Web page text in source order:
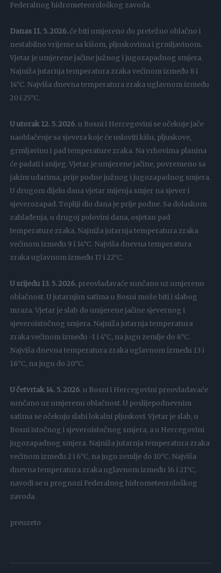
Federalnog hidrometeorološkog zavoda.
Danas 11. 5. 2026.će biti umjereno do pretežno oblačno i
nestabilno vrijeme sa kišom, pljuskovima i grmljavinom.
Vjetar je umjerene jačine južnog i jugozapadnog smjera.
Najniža jutarnja temperatura zraka većinom između 8 i
14°C. Najviša dnevna temperatura zraka uglavnom između
20 i 25°C.
U utorak 12. 5. 2026. u Bosni i Hercegovini se očekuje jače
naoblačenje sa sjevera koje će usloviti kišu, pljuskove,
grmljavinu i pad temperature zraka. Na vrhovima planina
će padati i snijeg. Vjetar je umjerene jačine, povremeno sa
jakim udarima, prije podne južnog i jugozapadnog smjera.
U drugom dijelu dana vjetar mijenja smjer na sjever i
sjeverozapad. Topliji dio dana je prije podne. Sa dolaskom
zahlađenja, u drugoj polovini dana, osjetan pad
temperature zraka. Najniža jutarnja temperatura zraka
većinom između 9 i 14°C. Najviša dnevna temperatura
zraka uglavnom između 17 i 22°C.
U srijedu 13. 5. 2026. preovladavaće sunčano uz umjerenu
oblačnost. U jutarnjim satima u Bosni može biti i slabog
mraza. Vjetar je slab do umjerene jačine sjevernog i
sjeveroistočnog smjera. Najniža jutarnja temperatura
zraka većinom između -1 i 4°C, na jugu zemlje do 8°C.
Najviša dnevna temperatura zraka uglavnom između 13 i
18°C, na jugu do 20°C.
U četvrtak 14. 5. 2026. u Bosni i Hercegovini preovladavaće
sunčano uz umjerenu oblačnost. U poslijepodnevnim
satima se očekuju slabi lokalni pljuskovi. Vjetar je slab, u
Bosni istočnog i sjeveroistočnog smjera, a u Hercegovini
jugozapadnog smjera. Najniža jutarnja temperatura zraka
većinom između 2 i 6°C, na jugu zemlje do 10°C. Najviša
dnevna temperatura zraka uglavnom između 16 i 21°C,
navodi se u prognozi Federalnog hidrometeorološkog
zavoda.
preuzeto